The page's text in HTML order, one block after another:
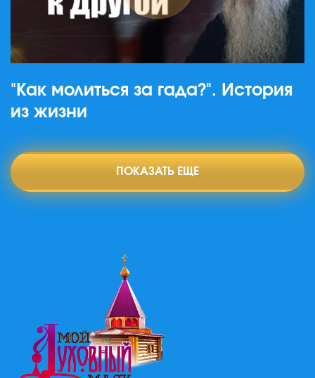
"Как молиться за гада?". История
из жизни
ПОКАЗАТЬ ЕЩЕ